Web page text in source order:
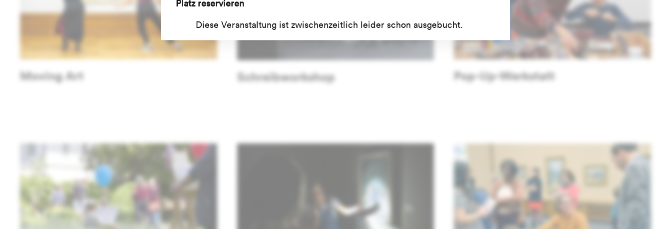
Moving Art Schreibworkshop Pop-Up-Werkstatt
Platz reservieren
Diese Veranstaltung ist zwischenzeitlich leider schon ausgebucht.